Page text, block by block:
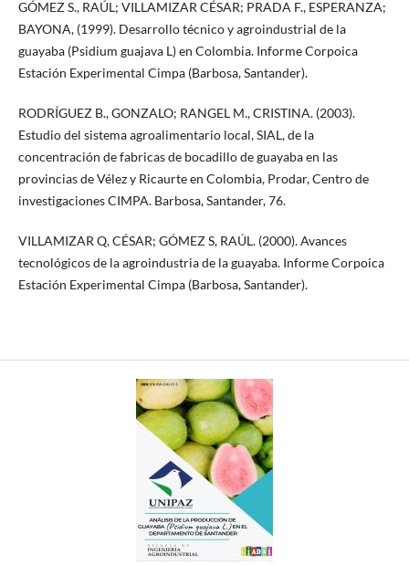
GÓMEZ S., RAÚL; VILLAMIZAR CÉSAR; PRADA F., ESPERANZA;
BAYONA, (1999). Desarrollo técnico y agroindustrial de la
guayaba (Psidium guajava L) en Colombia. Informe Corpoica
Estación Experimental Cimpa (Barbosa, Santander).
RODRÍGUEZ B., GONZALO; RANGEL M., CRISTINA. (2003).
Estudio del sistema agroalimentario local, SIAL, de la
concentración de fabricas de bocadillo de guayaba en las
provincias de Vélez y Ricaurte en Colombia, Prodar, Centro de
investigaciones CIMPA. Barbosa, Santander, 76.
VILLAMIZAR Q, CÉSAR; GÓMEZ S, RAÚL. (2000). Avances
tecnológicos de la agroindustria de la guayaba. Informe Corpoica
Estación Experimental Cimpa (Barbosa, Santander).